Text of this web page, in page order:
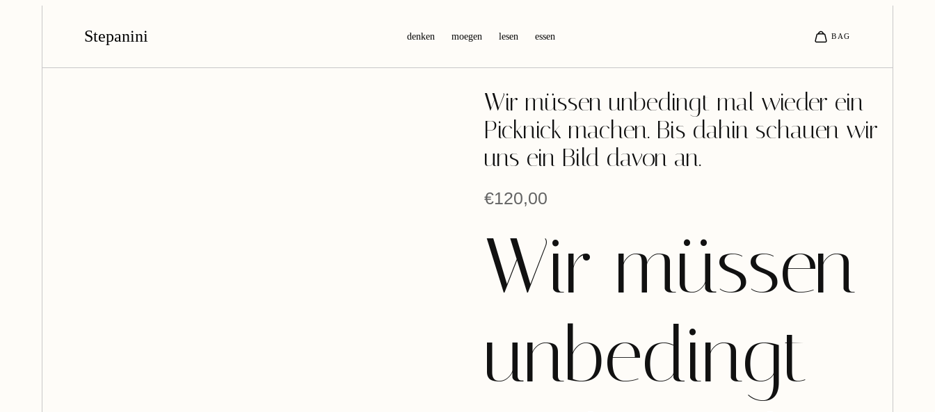
Stepanini denken moegen lesen essen
Wir müssen unbedingt mal wieder ein
Picknick machen. Bis dahin schauen wir
uns ein Bild davon an.
€120,00
Wir müssen
unbedingt